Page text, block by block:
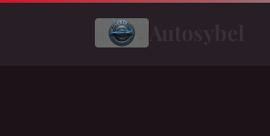
Autosybel